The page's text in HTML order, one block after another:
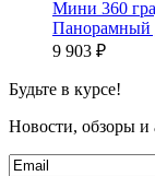
Мини 360
Панорамный
9 903 ₽
Будьте в курсе!
Новости, обзоры и